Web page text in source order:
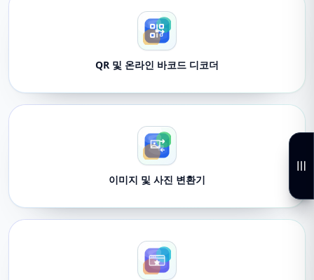
QR 및 온라인 바코드 디코더
이미지 및 사진 변환기